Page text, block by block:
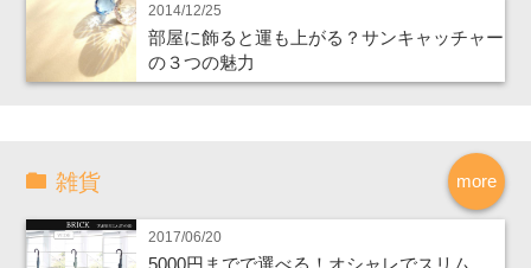
2014/12/25
部屋に飾ると運も上がる？サンキャッチャー
の３つの魅力
more
雑貨
2017/06/20
5000円までで選べる！オシャレでスリム